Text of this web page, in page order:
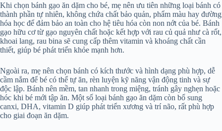
Khi chọn bánh gạo ăn dặm cho bé, mẹ nên ưu tiên những loại bánh có
thành phần tự nhiên, không chứa chất bảo quản, phẩm màu hay đường
hóa học để đảm bảo an toàn cho hệ tiêu hóa còn non nớt của bé. Bánh
gạo hữu cơ từ gạo nguyên chất hoặc kết hợp với rau củ quả như cà rốt,
khoai lang, rau bina sẽ cung cấp thêm vitamin và khoáng chất cần
thiết, giúp bé phát triển khỏe mạnh hơn.
Ngoài ra, mẹ nên chọn bánh có kích thước và hình dạng phù hợp, dễ
cầm nắm để bé có thể tự ăn, rèn luyện kỹ năng vận động tinh và sự
độc lập. Bánh nên mềm, tan nhanh trong miệng, tránh gây nghẹn hoặc
hóc khi bé mới tập ăn. Một số loại bánh gạo ăn dặm còn bổ sung
canxi, DHA, vitamin D giúp phát triển xương và trí não, rất phù hợp
cho giai đoạn ăn dặm.